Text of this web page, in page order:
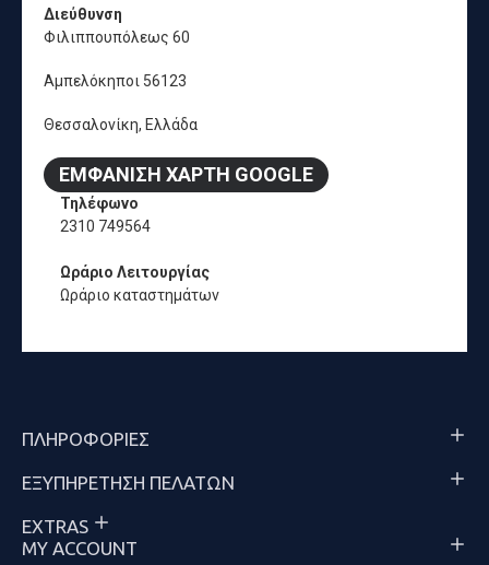
Διεύθυνση
Φιλιππουπόλεως 60
Αμπελόκηποι 56123
Θεσσαλονίκη, Ελλάδα
ΕΜΦΆΝΙΣΗ ΧΆΡΤΗ GOOGLE
Τηλέφωνο
2310 749564
Ωράριο Λειτουργίας
Ωράριο καταστημάτων
ΠΛΗΡΟΦΟΡΊΕΣ
ΕΞΥΠΗΡΈΤΗΣΗ ΠΕΛΑΤΏΝ
EXTRAS
MY ACCOUNT